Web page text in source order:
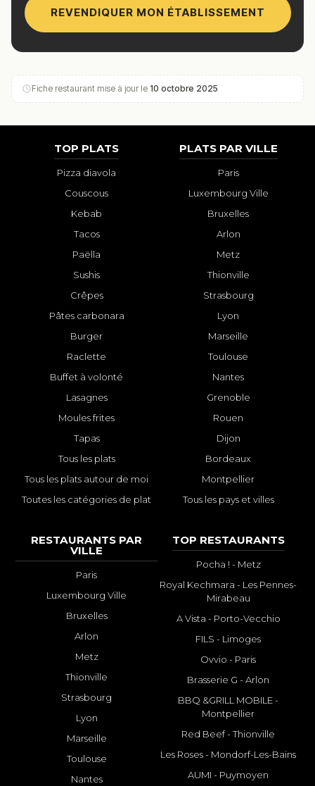
REVENDIQUER MON ÉTABLISSEMENT
Fiche restaurant mise à jour le 10 octobre 2025
TOP PLATS
Pizza diavola
Couscous
Kebab
Tacos
Paëlla
Sushis
Crêpes
Pâtes carbonara
Burger
Raclette
Buffet à volonté
Lasagnes
Moules frites
Tapas
Tous les plats
Tous les plats autour de moi
Toutes les catégories de plat
PLATS PAR VILLE
Paris
Luxembourg Ville
Bruxelles
Arlon
Metz
Thionville
Strasbourg
Lyon
Marseille
Toulouse
Nantes
Grenoble
Rouen
Dijon
Bordeaux
Montpellier
Tous les pays et villes
RESTAURANTS PAR
VILLE
Paris
Luxembourg Ville
Bruxelles
Arlon
Metz
Thionville
Strasbourg
Lyon
Marseille
Toulouse
Nantes
TOP RESTAURANTS
Pocha ! - Metz
Royal Kechmara - Les Pennes-
Mirabeau
A Vista - Porto-Vecchio
FILS - Limoges
Ovvio - Paris
Brasserie G - Arlon
BBQ &GRILL MOBILE -
Montpellier
Red Beef - Thionville
Les Roses - Mondorf-Les-Bains
AUMI - Puymoyen